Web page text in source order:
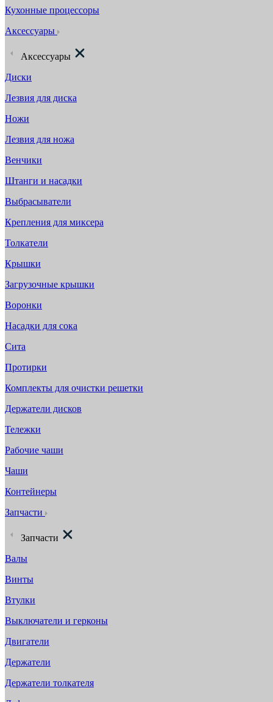
Кухонные процессоры
Аксессуары
Аксессуары
Диски
Лезвия для диска
Ножи
Лезвия для ножа
Венчики
Штанги и насадки
Выбрасыватели
Крепления для миксера
Толкатели
Крышки
Загрузочные крышки
Воронки
Насадки для сока
Сита
Протирки
Комплекты для очистки решетки
Держатели дисков
Тележки
Рабочие чаши
Чаши
Контейнеры
Запчасти
Запчасти
Валы
Винты
Втулки
Выключатели и герконы
Двигатели
Держатели
Держатели толкателя